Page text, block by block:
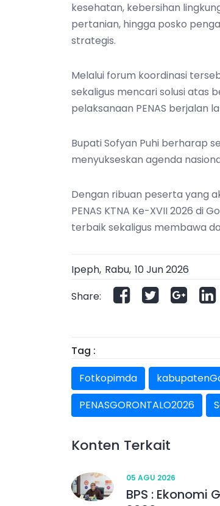
kesehatan, kebersihan
pertanian, hingga posko
strategis.
Melalui forum koordinasi
sekaligus mencari solusi atas
pelaksanaan PENAS berjalan
Bupati Sofyan Puhi berharap
menyukseskan agenda
Dengan ribuan peserta yang
PENAS KTNA Ke-XVII 2026
terbaik sekaligus membawa
Ipeph, Rabu, 10 Jun 2026
Share:
Tag :
Fotkopimda
PENASGORONTALO2026
Konten Terkait
05 AGU 2026
BPS : Ekonomi